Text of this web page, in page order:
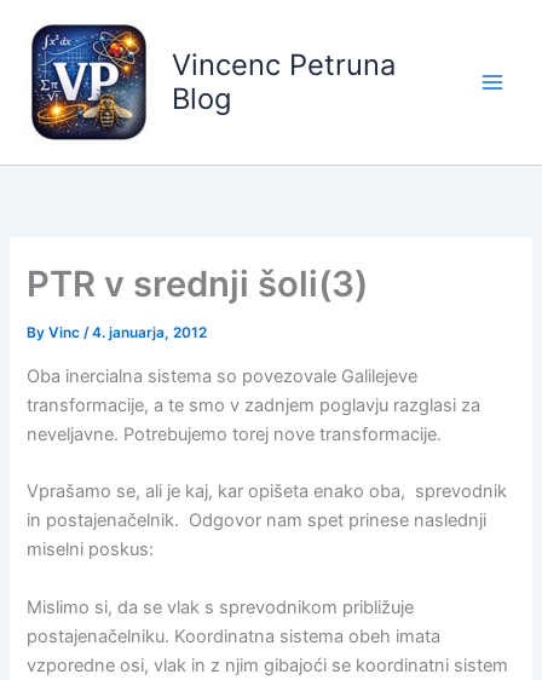
content
Vincenc Petruna
Blog
PTR v srednji šoli(3)
ByVinc/4. januarja, 2012
Oba inercialna sistema so povezovale Galilejeve
transformacije, a te smo v zadnjem poglavju razglasi za
neveljavne. Potrebujemo torej nove transformacije.
Vprašamo se, ali je kaj, kar opišeta enako oba, sprevodnik
in postajenačelnik. Odgovor nam spet prinese naslednji
miselni poskus:
Mislimo si, da se vlak s sprevodnikom približuje
postajenačelniku. Koordinatna sistema obeh imata
vzporedne osi, vlak in z njim gibajoći se koordinatni sistem